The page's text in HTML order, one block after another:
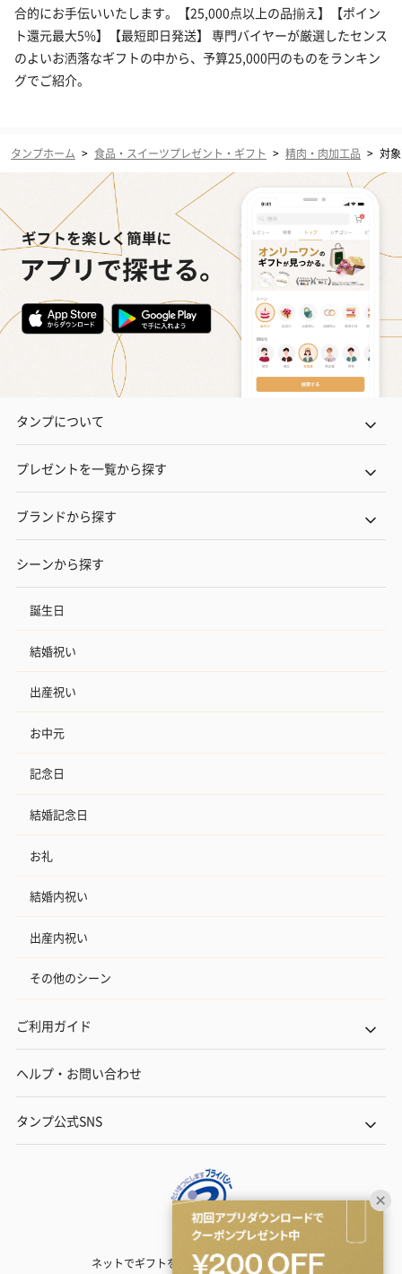
合的にお手伝いいたします。【25,000点以上の品揃え】【ポイン
ト還元最大5%】【最短即日発送】 専門バイヤーが厳選したセンス
のよいお洒落なギフトの中から、予算25,000円のものをランキン
グでご紹介。
タンプホーム > 食品・スイーツプレゼント・ギフト > 精肉・肉加工品 > 対
タンプについて
プレゼントを一覧から探す
ブランドから探す
シーンから探す
誕生日
結婚祝い
出産祝い
お中元
記念日
結婚記念日
お礼
結婚内祝い
出産内祝い
その他のシーン
ご利用ガイド
ヘルプ・お問い合わせ
タンプ公式SNS
ネットでギフトを贈るなら | TANP（タンプ）